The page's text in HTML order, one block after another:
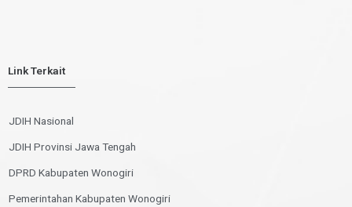
Link Terkait
JDIH Nasional
JDIH Provinsi Jawa Tengah
DPRD Kabupaten Wonogiri
Pemerintahan Kabupaten Wonogiri